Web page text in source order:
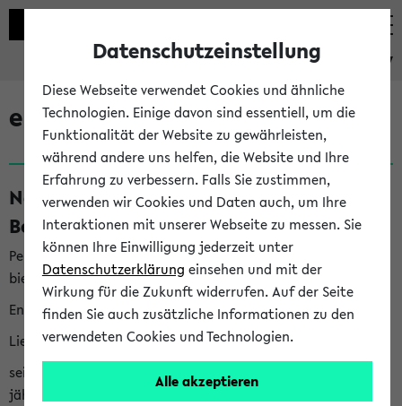
eKVV
eKVV News
Nachhaltigkeitspreis 2026:
Bewerbungsphase gestartet (06.08.26)
Per E-Mail eingestellt von nachhaltigkeitsbuero@uni-
bielefeld.de an den Verteiler 'Alle Studierenden':
English version below
Liebe Studierende,
seit 2023 verleiht das Rektorat der Universität Bielefeld
jährlich den Nachhaltigkeitspreis für Abschlussarbeiten. Sie
Datenschutzeinstellung
Diese Webseite verwendet Cookies und ähnliche
Technologien. Einige davon sind essentiell, um die
Funktionalität der Website zu gewährleisten,
während andere uns helfen, die Website und Ihre
Erfahrung zu verbessern. Falls Sie zustimmen,
verwenden wir Cookies und Daten auch, um Ihre
Interaktionen mit unserer Webseite zu messen. Sie
können Ihre Einwilligung jederzeit unter
Datenschutzerklärung einsehen und mit der
Wirkung für die Zukunft widerrufen. Auf der Seite
finden Sie auch zusätzliche Informationen zu den
verwendeten Cookies und Technologien.
Alle akzeptieren